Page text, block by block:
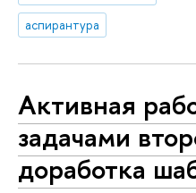
аспирантура
Активная
задачами
доработка